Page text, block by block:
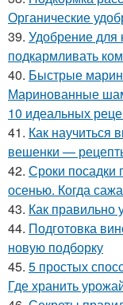
Органические
39. Удобрение для
подкармливать
40. Быстрые
Маринованные
10 идеальных
41. Как научиться
вешенки —
42. Сроки посадки
осенью. Когда
43. Как правильно
44. Подготовка
новую подборку
45. 5 простых
Где хранить